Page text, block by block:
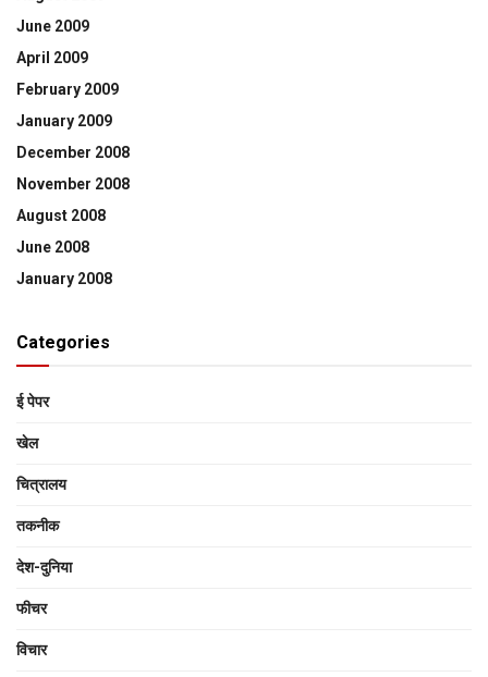
June 2009
April 2009
February 2009
January 2009
December 2008
November 2008
August 2008
June 2008
January 2008
Categories
ई पेपर
खेल
चित्रालय
तकनीक
देश-दुनिया
फीचर
विचार